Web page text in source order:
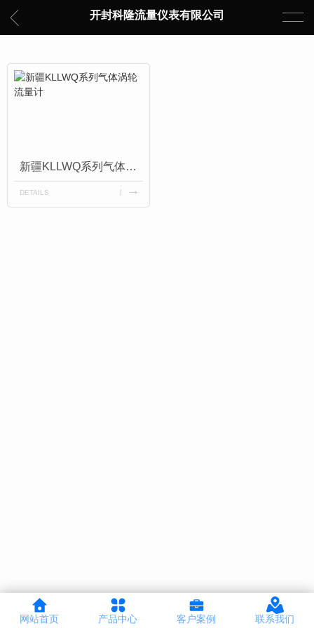
开封科隆流量仪表有限公司
新疆KLLWQ系列气体涡轮流量计
DETAILS
网站首页 产品中心 客户案例 联系我们